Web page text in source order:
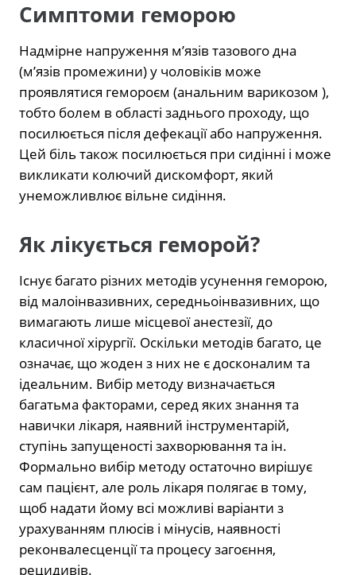
Симптоми геморою
Надмірне напруження м’язів тазового дна
(м’язів промежини) у чоловіків може
проявлятися гемороєм (анальним варикозом ),
тобто болем в області заднього проходу, що
посилюється після дефекації або напруження.
Цей біль також посилюється при сидінні і може
викликати колючий дискомфорт, який
унеможливлює вільне сидіння.
Як лікується геморой?
Існує багато різних методів усунення геморою,
від малоінвазивних, середньоінвазивних, що
вимагають лише місцевої анестезії, до
класичної хірургії. Оскільки методів багато, це
означає, що жоден з них не є досконалим та
ідеальним. Вибір методу визначається
багатьма факторами, серед яких знання та
навички лікаря, наявний інструментарій,
ступінь запущеності захворювання та ін.
Формально вибір методу остаточно вирішує
сам пацієнт, але роль лікаря полягає в тому,
щоб надати йому всі можливі варіанти з
урахуванням плюсів і мінусів, наявності
реконвалесценції та процесу загоєння,
рецидивів.